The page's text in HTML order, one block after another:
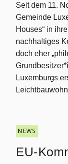
Seit dem 11.
Gemeinde
Houses“ in
nachhaltiges
doch eher
Luxemburgs
NEWS
EU-